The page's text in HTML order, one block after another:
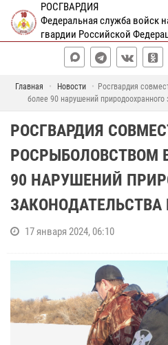
РОСГВАРДИЯ
Федеральная служба войск
гвардии Российской
Главная Новости
Росгвардия
более 90 нарушений природоохранного
РОСГВАРДИЯ
РОСРЫБОЛОВСТВОМ
90 НАРУШЕНИЙ
ЗАКОНОДАТЕЛЬСТВА
17 января 2024, 06:10